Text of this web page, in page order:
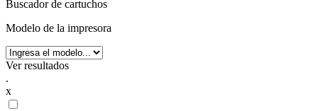
Buscador de cartuchos
Modelo de la impresora
Ver resultados
.
x